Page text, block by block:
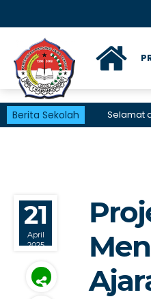
Berita SekolahSelamat datang di
21
April
2025